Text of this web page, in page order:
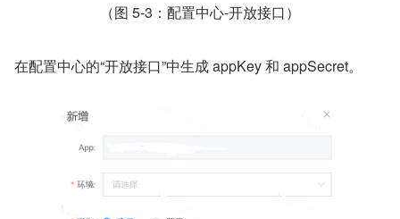
（图 5-3：配置中心-开放接口）
在配置中心的“开放接口”中生成 appKey 和 appSecret。